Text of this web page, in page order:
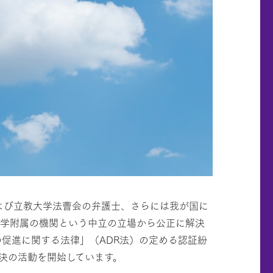
立教大学法曹会の弁護士、さらには我が国に
附属の機関という中立の立場から公正に解決
進に関する法律」（ADR法）の定める認証紛
活動を開始しています。